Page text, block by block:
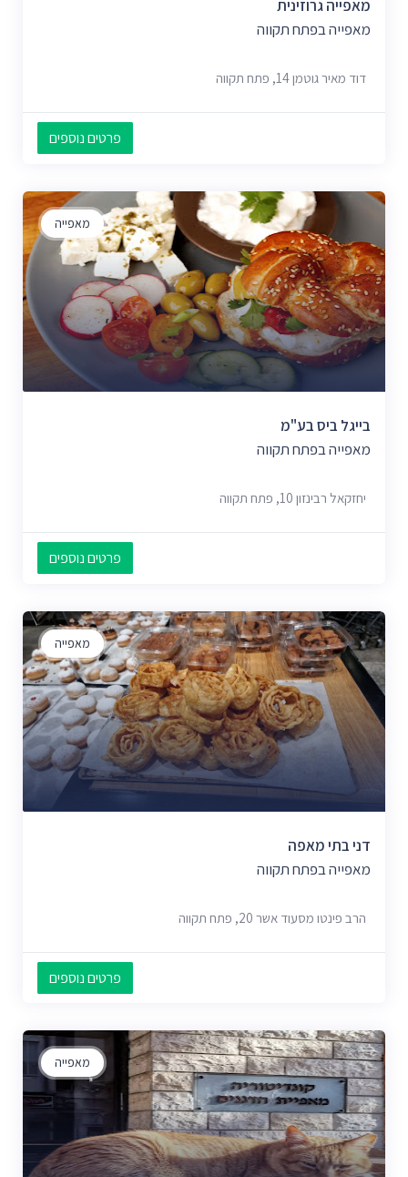
מאפייה גרוזינית
מאפייה בפתח תקווה
דוד מאיר גוטמן 14, פתח תקווה
פרטים נוספים
מאפייה
בייגל ביס בע"מ
מאפייה בפתח תקווה
יחזקאל רבינזון 10, פתח תקווה
פרטים נוספים
מאפייה
דני בתי מאפה
מאפייה בפתח תקווה
הרב פינטו מסעוד אשר 20, פתח תקווה
פרטים נוספים
מאפייה